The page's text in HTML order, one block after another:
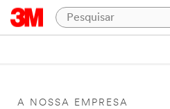
A NOSSA EMPRESA